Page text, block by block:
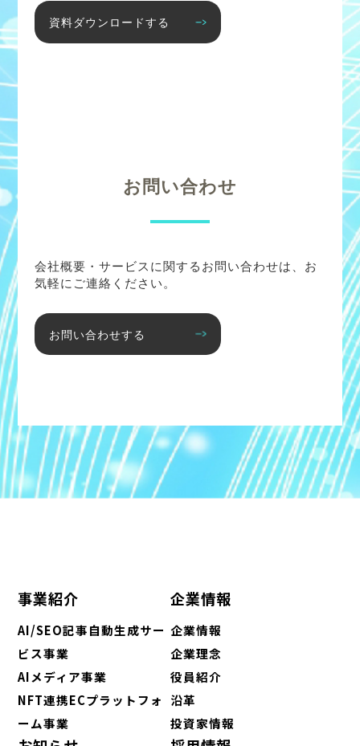
資料ダウンロードする
お問い合わせ
会社概要・サービスに関するお問い合わせは、お
気軽にご連絡ください。
お問い合わせする
事業紹介
AI/SEO記事自動生成サー
ビス事業
AIメディア事業
NFT連携ECプラットフォ
ーム事業
企業情報
企業情報
企業理念
役員紹介
沿革
投資家情報